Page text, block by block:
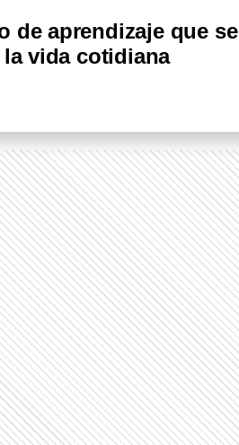
de aprendizaje que se
vida cotidiana